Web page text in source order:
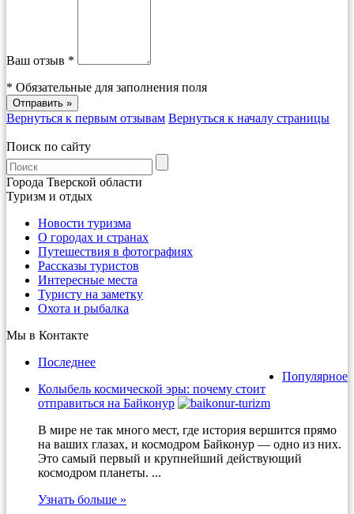
Ваш отзыв *
* Обязательные для заполнения поля
Вернуться к первым отзывам Вернуться к началу страницы
Поиск по сайту
Города Тверской области
Туризм и отдых
Новости туризма
О городах и странах
Путешествия в фотографиях
Рассказы туристов
Интересные места
Туристу на заметку
Охота и рыбалка
Мы в Контакте
Последнее
Популярное
Колыбель космической эры: почему стоит
отправиться на Байконур
В мире не так много мест, где история вершится прямо
на ваших глазах, и космодром Байконур — одно из них.
Это самый первый и крупнейший действующий
космодром планеты. ...
Узнать больше »